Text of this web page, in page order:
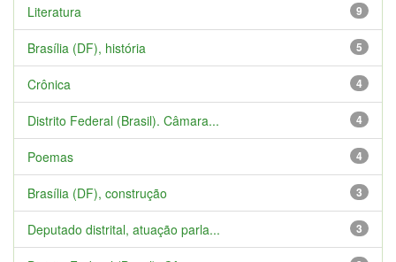
9
Literatura
5
Brasília (DF), história
4
Crônica
4
Distrito Federal (Brasil). Câmara...
4
Poemas
3
Brasília (DF), construção
3
Deputado distrital, atuação parla...